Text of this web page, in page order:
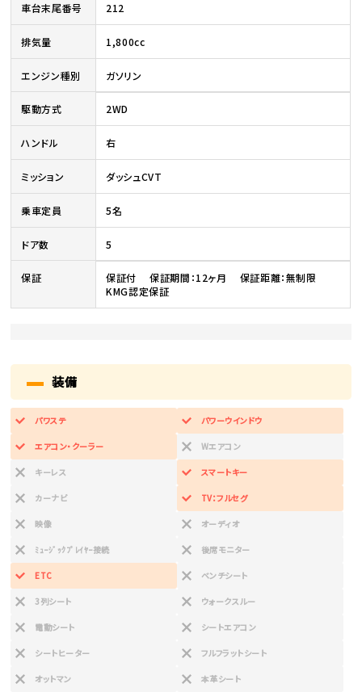
車台末尾番号 212
排気量 1,800cc
エンジン種別 ガソリン
駆動方式 2WD
ハンドル 右
ミッション ダッシュCVT
乗車定員 5名
ドア数 5
保証
保証付 保証期間：12ヶ月 保証距離：無制限
KMG認定保証
装備
パワステ パワーウインドウ
エアコン・クーラー Wエアコン
キーレス スマートキー
カーナビ TV：フルセグ
映像 オーディオ
ﾐｭｰｼﾞｯｸﾌﾟﾚｲﾔｰ接続 後席モニター
ETC ベンチシート
3列シート ウォークスルー
電動シート シートエアコン
シートヒーター フルフラットシート
オットマン 本革シート